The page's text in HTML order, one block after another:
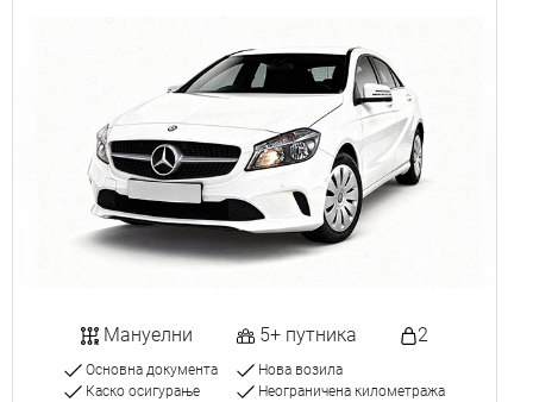
Мануелни 5+ путника 2
Основна документа
Каско осигурање
Нова возила
Неограничена километража